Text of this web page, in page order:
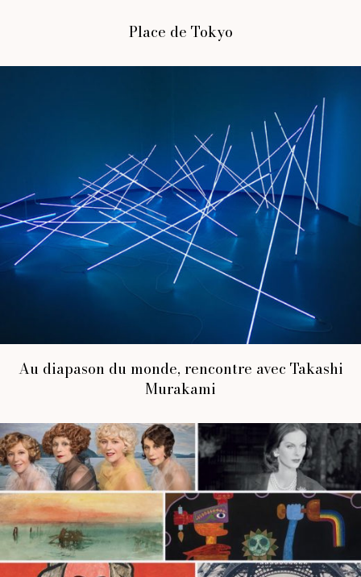
Place de Tokyo
Au diapason du monde, rencontre avec Takashi
Murakami